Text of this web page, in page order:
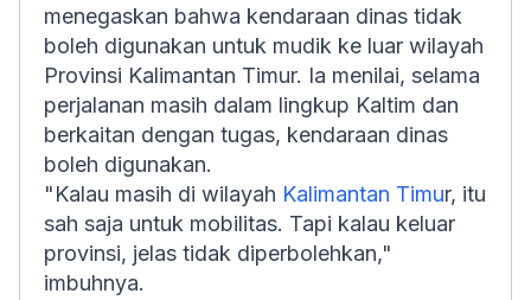
menegaskan bahwa kendaraan dinas tidak
boleh digunakan untuk mudik ke luar wilayah
Provinsi Kalimantan Timur. Ia menilai, selama
perjalanan masih dalam lingkup Kaltim dan
berkaitan dengan tugas, kendaraan dinas
boleh digunakan.
"Kalau masih di wilayah Kalimantan Timur, itu
sah saja untuk mobilitas. Tapi kalau keluar
provinsi, jelas tidak diperbolehkan,"
imbuhnya.